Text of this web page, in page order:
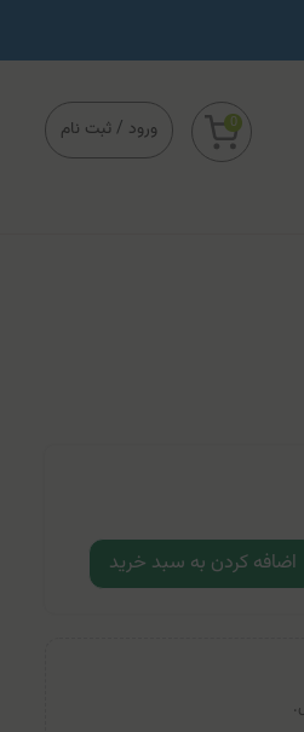
ورود / ثبت نام 0
اضافه کردن به سبد خرید